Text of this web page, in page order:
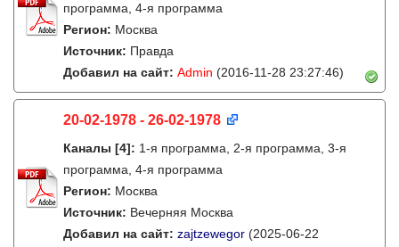
программа, 4-я программа
Регион: Москва
Источник: Правда
Добавил на сайт: Admin (2016-11-28 23:27:46)
20-02-1978 - 26-02-1978
Каналы [4]: 1-я программа, 2-я программа, 3-я
программа, 4-я программа
Регион: Москва
Источник: Вечерняя Москва
Добавил на сайт: zajtzewegor (2025-06-22